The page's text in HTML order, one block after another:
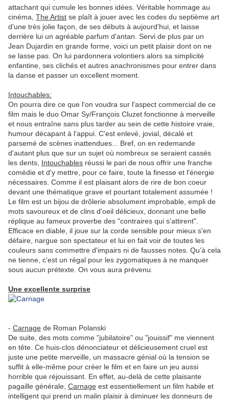
attachant qui cumule les bonnes idées. Véritable hommage au
cinéma, The Artist se plaît à jouer avec les codes du septième art
d'une très jolie façon, de ses débuts à aujourd'hui, et laisse
derrière lui un agréable parfum d'antan. Servi de plus par un
Jean Dujardin en grande forme, voici un petit plaisir dont on ne
se lasse pas. On lui pardonnera volontiers alors sa simplicité
enfantine, ses clichés et autres anachronismes pour entrer dans
la danse et passer un excellent moment.
Intouchables:
On pourra dire ce que l'on voudra sur l'aspect commercial de ce
film mais le duo Omar Sy/François Cluzet fonctionne à merveille
et nous entraîne sans plus tarder au sein de cette histoire vraie,
humour décapant à l'appui. C'est enlevé, jovial, décalé et
parsemé de scènes inattendues... Bref, on en redemande
d'autant plus que sur un sujet où nombreux se seraient cassés
les dents, Intouchables réussi le pari de nous offrir une franche
comédie et d'y mettre, pour ce faire, toute la finesse et l'énergie
nécessaires. Comme il est plaisant alors de rire de bon coeur
devant une thématique grave et pourtant totalement assumée !
Le film est un bijou de drôlerie absolument improbable, empli de
mots savoureux et de clins d'oeil délicieux, donnant une belle
réplique au fameux proverbe des "contraires qui s'attirent".
Efficace en diable, il joue sur la corde sensible pour mieux s'en
défaire, nargue son spectateur et lui en fait voir de toutes les
couleurs sans commettre d'impairs ni de fausses notes. Qu'à cela
ne tienne, c'est un régal pour les zygomatiques à ne manquer
sous aucun prétexte. On vous aura prévenu.
Une excellente surprise
- Carnage de Roman Polanski
De suite, des mots comme "jubilatoire" ou "jouissif" me viennent
en tête. Ce huis-clos dénonciateur et délicieusement cruel est
juste une petite merveille, un massacre génial où la tension se
suffit à elle-même pour créer le film et en faire un jeu aussi
horrible que réjouissant. En effet, au-delà de cette plaisante
pagaille générale, Carnage est essentiellement un film habile et
intelligent qui prend un malin plaisir à diminuer les donneurs de